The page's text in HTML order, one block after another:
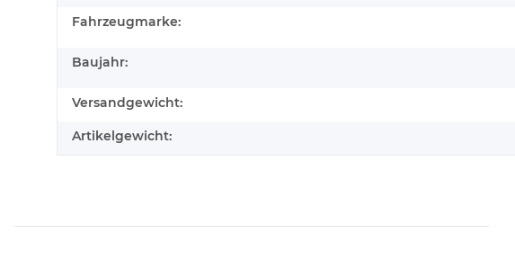
Fahrzeugmarke:
Baujahr:
Versandgewicht:
Artikelgewicht: